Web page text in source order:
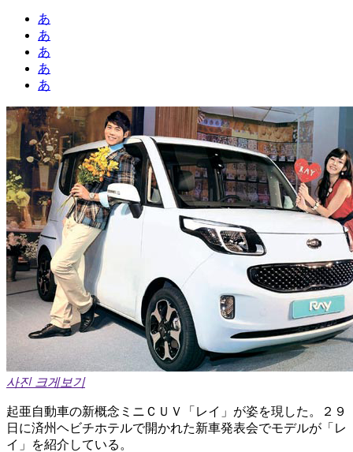
あ
あ
あ
あ
あ
사진 크게보기
起亜自動車の新概念ミニＣＵＶ「レイ」が姿を現した。２９
日に済州ヘビチホテルで開かれた新車発表会でモデルが「レ
イ」を紹介している。